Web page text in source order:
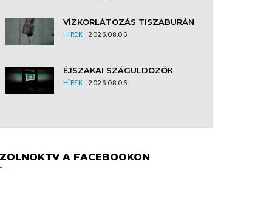
VÍZKORLÁTOZÁS TISZABURÁN
HÍREK 2026.08.06
ÉJSZAKAI SZÁGULDOZÓK
HÍREK 2026.08.06
A FACEBOOKON